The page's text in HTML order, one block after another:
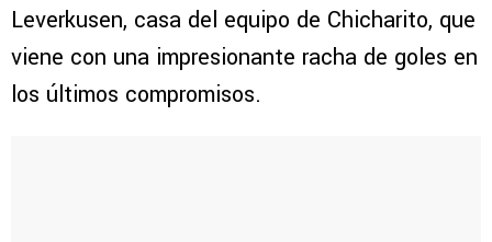
Leverkusen, casa del equipo de Chicharito, que
viene con una impresionante racha de goles en
los últimos compromisos.